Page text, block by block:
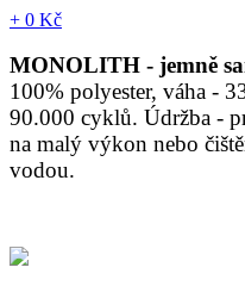
+ 0 Kč
MONOLITH - jemně
100% polyester, váha -
90.000 cyklů. Údržba -
na malý výkon nebo
vodou.